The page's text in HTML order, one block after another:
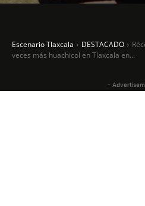
Escenario Tlaxcala DESTACADO
veces más huachicol en Tlaxcala en...
-